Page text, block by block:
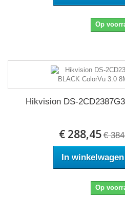
Op
Hikvision DS-
€ 288,45 €
In winkelwagen
Op